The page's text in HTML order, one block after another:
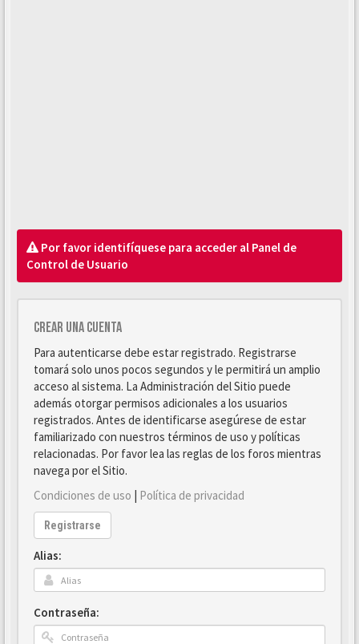
Por favor identifíquese para acceder al Panel de
Control de Usuario
Crear una cuenta
Para autenticarse debe estar registrado. Registrarse
tomará solo unos pocos segundos y le permitirá un amplio
acceso al sistema. La Administración del Sitio puede
además otorgar permisos adicionales a los usuarios
registrados. Antes de identificarse asegúrese de estar
familiarizado con nuestros términos de uso y políticas
relacionadas. Por favor lea las reglas de los foros mientras
navega por el Sitio.
Condiciones de uso | Política de privacidad
Registrarse
Alias:
Contraseña: